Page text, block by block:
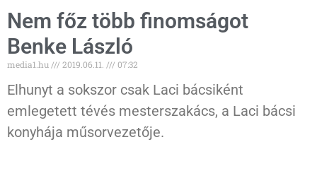
Nem főz több finomságot
Benke László
media1.hu 2019.06.11. 07:32
Elhunyt a sokszor csak Laci bácsiként
emlegetett tévés mesterszakács, a Laci bácsi
konyhája műsorvezetője.